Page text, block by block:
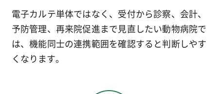
電子カルテ単体ではなく、受付から診察、会計、
予防管理、再来院促進まで見直したい動物病院で
は、機能同士の連携範囲を確認すると判断しやす
くなります。